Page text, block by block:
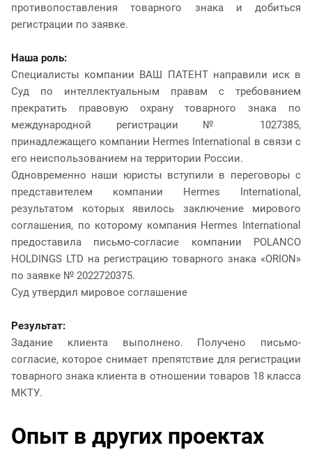
противопоставления товарного знака и добиться
регистрации по заявке.
Наша роль:
Специалисты компании ВАШ ПАТЕНТ направили иск в
Суд по интеллектуальным правам с требованием
прекратить правовую охрану товарного знака по
международной регистрации № 1027385,
принадлежащего компании Hermes International в связи с
его неиспользованием на территории России.
Одновременно наши юристы вступили в переговоры с
представителем компании Hermes International,
результатом которых явилось заключение мирового
соглашения, по которому компания Hermes International
предоставила письмо-согласие компании POLANCO
HOLDINGS LTD на регистрацию товарного знака «ORION»
по заявке № 2022720375.
Суд утвердил мировое соглашение
Результат:
Задание клиента выполнено. Получено письмо-
согласие, которое снимает препятствие для регистрации
товарного знака клиента в отношении товаров 18 класса
МКТУ.
Опыт в других проектах